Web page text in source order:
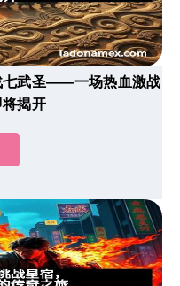
七武圣——一场热血激战
揭开